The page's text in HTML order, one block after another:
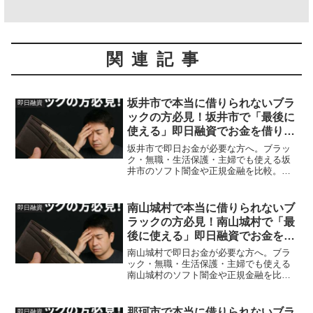
関連記事
即日融資
坂井市で本当に借りられないブラ
ックの方必見！坂井市で「最後に
使える」即日融資でお金を借りる
方法を紹介！
坂井市で即日お金が必要な方へ。ブラッ
ク・無職・生活保護・主婦でも使える坂
井市のソフト闇金や正規金融を比較。安
即日融資
南山城村で本当に借りられないブ
ラックの方必見！南山城村で「最
後に使える」即日融資でお金を借
りる方法を紹介！
南山城村で即日お金が必要な方へ。ブラ
ック・無職・生活保護・主婦でも使える
南山城村のソフト闇金や正規金融を比
即日融資